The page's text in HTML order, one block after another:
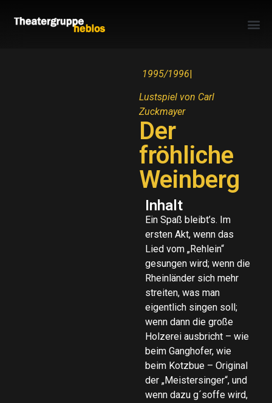
1995/1996|
Lustspiel von Carl
Zuckmayer
Der
fröhliche
Weinberg
Inhalt
Ein Spaß bleibt’s. Im
ersten Akt, wenn das
Lied vom „Rehlein“
gesungen wird; wenn die
Rheinländer sich mehr
streiten, was man
eigentlich singen soll;
wenn dann die große
Holzerei ausbricht – wie
beim Ganghofer, wie
beim Kotzbue – Original
der „Meistersinger“, und
wenn dazu g´soffe wird,